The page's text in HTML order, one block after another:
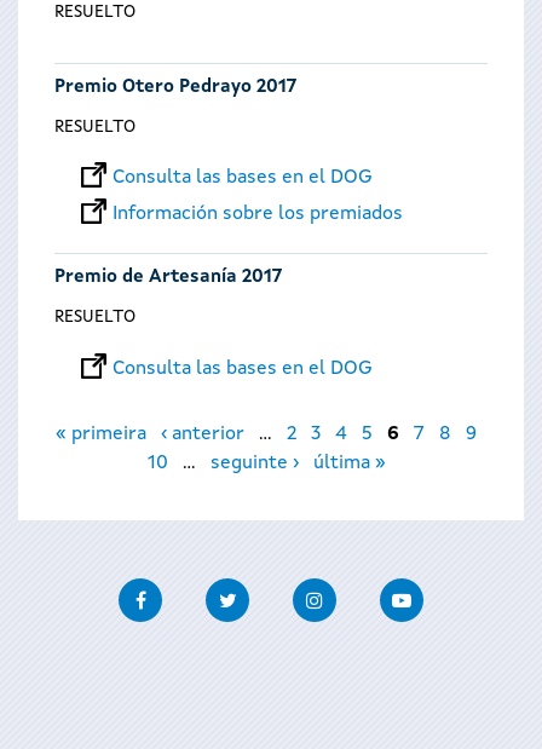
RESUELTO
Premio Otero Pedrayo 2017
RESUELTO
Consulta las bases en el DOG
Información sobre los premiados
Premio de Artesanía 2017
RESUELTO
Consulta las bases en el DOG
Páginas
« primeira ‹ anterior … 2 3 4 5 6 7 8
9
10
… seguinte › última »
FacebookTwitter InstagramYoutube